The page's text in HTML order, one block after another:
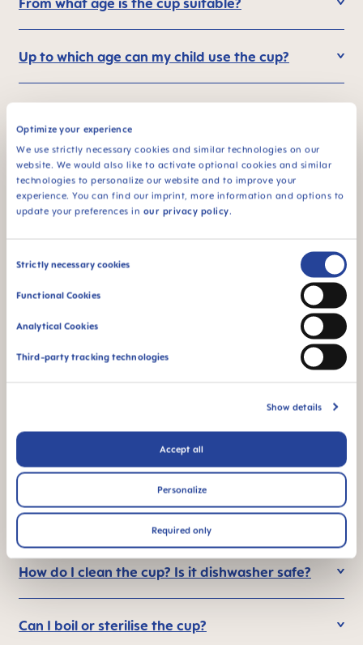
Optimize your experience
We use strictly necessary cookies and similar technologies on our
website. We would also like to activate optional cookies and similar
technologies to personalize our website and to improve your
experience. You can find our imprint, more information and options to
update your preferences in our privacy policy.
Consent
Strictly necessary cookies
Functional Cookies
Analytical Cookies
Third-party tracking technologies
Show details
Accept all
Personalize
Required only
From what age is the cup suitable?
Up to which age can my child use the cup?
Cup to my baby? What if they can't use it?
What liquids should NOT be used in the cup?
exactly? How much suction is needed?
What are the advantages of using the MAM
Why should I use a 360° cup? Can I go
straight to an open cup?
How many parts does the cup have?
How do I clean the cup? Is it dishwasher safe?
Can I boil or sterilise the cup?